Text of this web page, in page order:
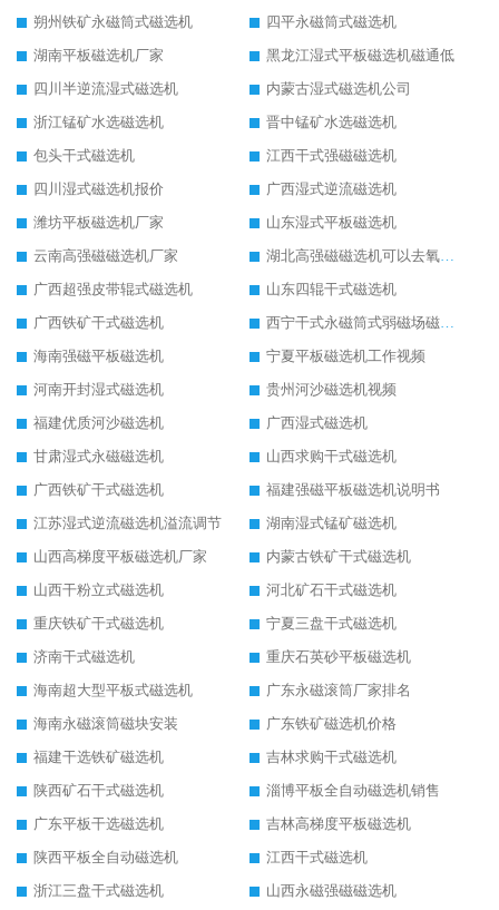
朔州铁矿永磁筒式磁选机
四平永磁筒式磁选机
湖南平板磁选机厂家
黑龙江湿式平板磁选机磁通低
四川半逆流湿式磁选机
内蒙古湿式磁选机公司
浙江锰矿水选磁选机
晋中锰矿水选磁选机
包头干式磁选机
江西干式强磁磁选机
四川湿式磁选机报价
广西湿式逆流磁选机
潍坊平板磁选机厂家
山东湿式平板磁选机
云南高强磁磁选机厂家
湖北高强磁磁选机可以去氧化铝
广西超强皮带辊式磁选机
山东四辊干式磁选机
广西铁矿干式磁选机
西宁干式永磁筒式弱磁场磁选机结构图
海南强磁平板磁选机
宁夏平板磁选机工作视频
河南开封湿式磁选机
贵州河沙磁选机视频
福建优质河沙磁选机
广西湿式磁选机
甘肃湿式永磁磁选机
山西求购干式磁选机
广西铁矿干式磁选机
福建强磁平板磁选机说明书
江苏湿式逆流磁选机溢流调节
湖南湿式锰矿磁选机
山西高梯度平板磁选机厂家
内蒙古铁矿干式磁选机
山西干粉立式磁选机
河北矿石干式磁选机
重庆铁矿干式磁选机
宁夏三盘干式磁选机
济南干式磁选机
重庆石英砂平板磁选机
海南超大型平板式磁选机
广东永磁滚筒厂家排名
海南永磁滚筒磁块安装
广东铁矿磁选机价格
福建干选铁矿磁选机
吉林求购干式磁选机
陕西矿石干式磁选机
淄博平板全自动磁选机销售
广东平板干选磁选机
吉林高梯度平板磁选机
陕西平板全自动磁选机
江西干式磁选机
浙江三盘干式磁选机
山西永磁强磁磁选机